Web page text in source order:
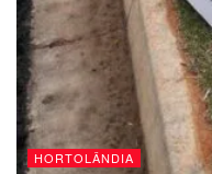
HORTOLÂNDIA